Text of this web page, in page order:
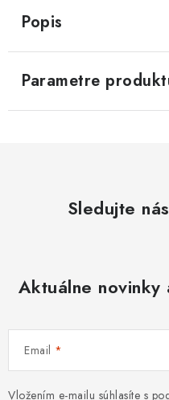
Popis
Parametre
Sledujte
Aktuálne novinky
Email
Vložením e-mailu súhlasíte s